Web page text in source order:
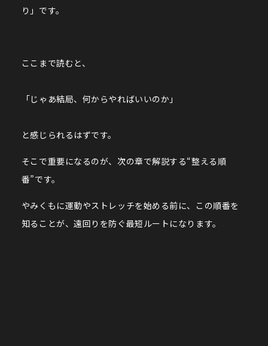
り」です。
ここまで読むと、
「じゃあ結局、何からやればいいのか」
と感じられるはずです。
そこで重要になるのが、次の章で解説する“整える順
番”です。
やみくもに運動やストレッチを始める前に、この順番を
知ることが、遠回りを防ぐ最短ルートになります。